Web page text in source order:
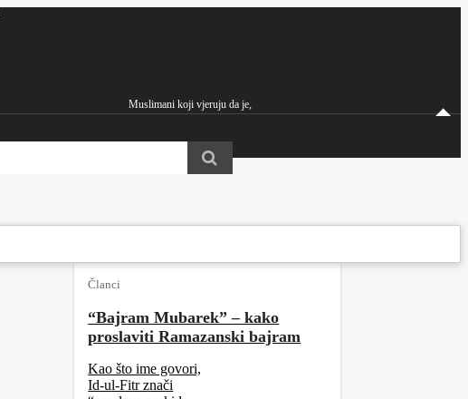
Muslimani koji vjeruju da je,
Hazreti Mirza Ghulam Ahmad iz Kadiana a.s. Imam Mahdi i Obećani Mesija
Članci
“Bajram Mubarek” – kako
proslaviti Ramazanski bajram
Kao što ime govori,
Id-ul-Fitr znači